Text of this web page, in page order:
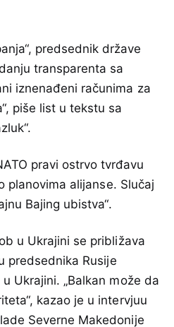
predsednik države
transparenta sa
iznenađeni računima za
piše list u tekstu sa
pravi ostrvo tvrđavu
planovima alijanse. Slučaj
Bajing ubistva“.
u Ukrajini se približava
predsednika Rusije
Ukrajini. „Balkan može da
kazao je u intervjuu
Severne Makedonije